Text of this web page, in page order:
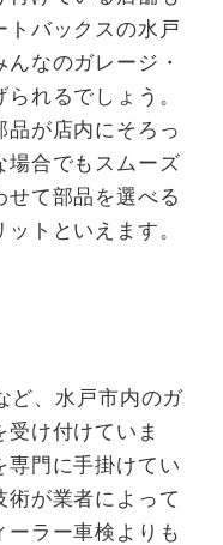
トバックスの水戸
なのガレージ・
れるでしょう。
品が店内にそろっ
場合でもスムーズ
せて部品を選べる
トといえます。
ど、水戸市内のガ
け付けていま
専門に手掛けてい
術が業者によって
ーラー車検よりも